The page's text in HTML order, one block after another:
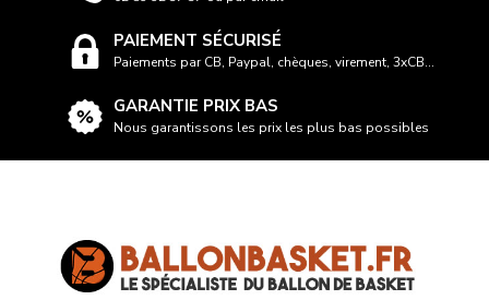
PAIEMENT SÉCURISÉ
Paiements par CB, Paypal, chèques, virement, 3xCB...
GARANTIE PRIX BAS
Nous garantissons les prix les plus bas possibles